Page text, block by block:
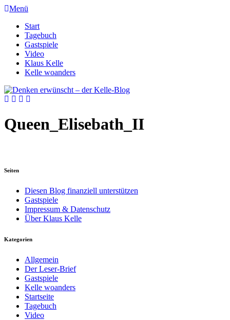
Menü
Start
Tagebuch
Gastspiele
Video
Klaus Kelle
Kelle woanders
Queen_Elisebath_II
Seiten
Diesen Blog finanziell unterstützen
Gastspiele
Impressum & Datenschutz
Über Klaus Kelle
Kategorien
Allgemein
Der Leser-Brief
Gastspiele
Kelle woanders
Startseite
Tagebuch
Video